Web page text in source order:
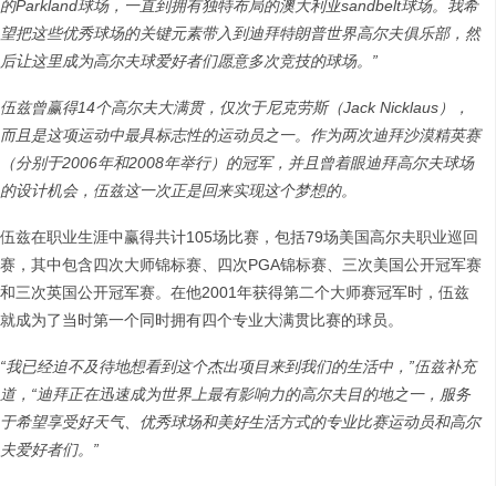
的Parkland球场，一直到拥有独特布局的澳大利亚sandbelt球场。我希
望把这些优秀球场的关键元素带入到迪拜特朗普世界高尔夫俱乐部，然
后让这里成为高尔夫球爱好者们愿意多次竞技的球场。 ”
伍兹曾赢得14个高尔夫大满贯，仅次于尼克劳斯（Jack Nicklaus），
而且是这项运动中最具标志性的运动员之一。作为两次迪拜沙漠精英赛
（分别于2006年和2008年举行）的冠军，并且曾着眼迪拜高尔夫球场
的设计机会，伍兹这一次正是回来实现这个梦想的。
伍兹在职业生涯中赢得共计105场比赛，包括79场美国高尔夫职业巡回
赛，其中包含四次大师锦标赛、四次PGA锦标赛、三次美国公开冠军赛
和三次英国公开冠军赛。在他2001年获得第二个大师赛冠军时，伍兹
就成为了当时第一个同时拥有四个专业大满贯比赛的球员。
“我已经迫不及待地想看到这个杰出项目来到我们的生活中， ”伍兹补充
道， “迪拜正在迅速成为世界上最有影响力的高尔夫目的地之一，服务
于希望享受好天气、优秀球场和美好生活方式的专业比赛运动员和高尔
夫爱好者们。 ”